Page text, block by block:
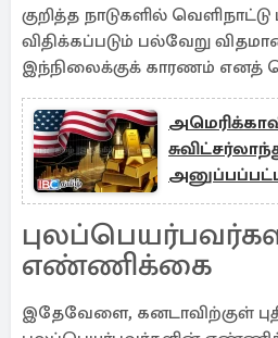
குறித்த நாடுகளில்
விதிக்கப்படும் பல்வேறு
இந்நிலைக்குக் காரணம் எனத்
எண்ணிக்கை
இதேவேளை, கனடாவிற்குள்